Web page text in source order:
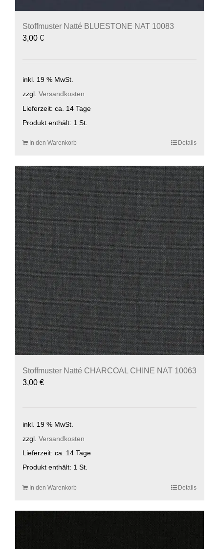
Stoffmuster Natté BLUESTONE NAT 10083
3,00 €
inkl. 19 % MwSt.
zzgl. Versandkosten
Lieferzeit: ca. 14 Tage
Produkt enthält: 1 St.
In den Warenkorb Details
Stoffmuster Natté CHARCOAL CHINE NAT 10063
3,00 €
inkl. 19 % MwSt.
zzgl. Versandkosten
Lieferzeit: ca. 14 Tage
Produkt enthält: 1 St.
In den Warenkorb Details